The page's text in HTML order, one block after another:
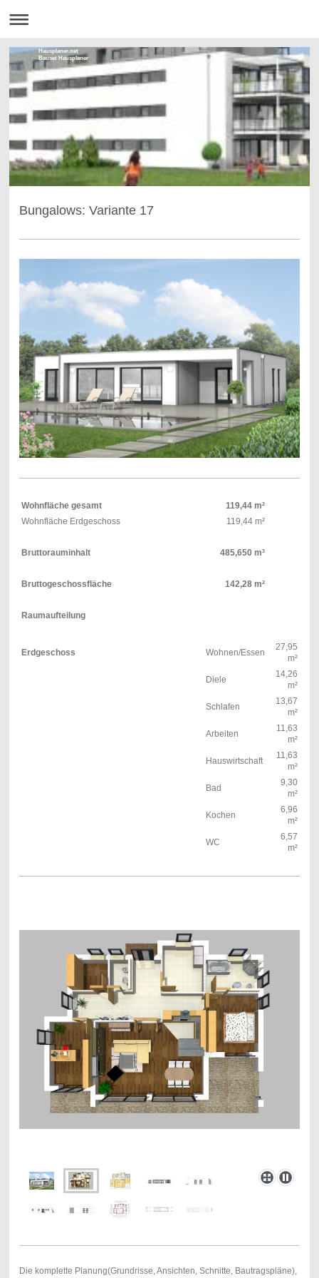
Hausplaner.net
Bauset Hausplaner
Bungalows: Variante 17
Wohnfläche gesamt
119,44 m²
Wohnfläche Erdgeschoss
119,44 m²
Bruttorauminhalt 485,650 m³
Bruttogeschossfläche 142,28 m²
Raumaufteilung
Erdgeschoss Wohnen/Essen
27,95
m²
Diele
14,26
m²
Schlafen
13,67
m²
Arbeiten
11,63
m²
Hauswirtschaft
11,63
m²
Bad
9,30
m²
Kochen
6,96
m²
WC
6,57
m²
Die komplette Planung(Grundrisse, Ansichten, Schnitte, Bautragspläne),